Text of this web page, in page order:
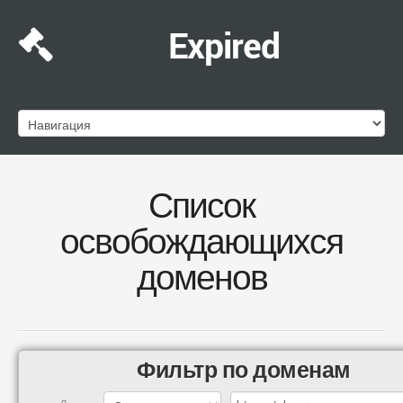
Expired
Список
освобождающихся
доменов
Фильтр по доменам